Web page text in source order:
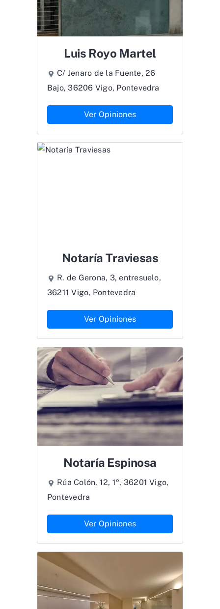
Luis Royo Martel
C/ Jenaro de la Fuente, 26
Bajo, 36206 Vigo, Pontevedra
Ver Opiniones
Notaría Traviesas
R. de Gerona, 3, entresuelo,
36211 Vigo, Pontevedra
Ver Opiniones
Notaría Espinosa
Rúa Colón, 12, 1º, 36201 Vigo,
Pontevedra
Ver Opiniones